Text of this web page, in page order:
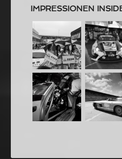
IMPRESSIONEN